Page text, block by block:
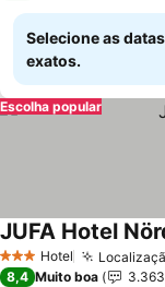
Selecione as
exatos.
Escolha popular
3 EstrelasHotel
JUFA Hotel
8,4 Muito boa 3.363